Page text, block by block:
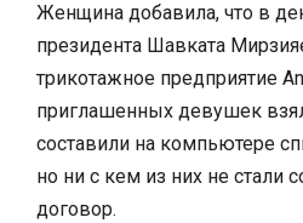
Женщина добавила, что в
президента Шавката
трикотажное предприятие
приглашенных девушек
составили на компьютере
но ни с кем из них не стали
договор.